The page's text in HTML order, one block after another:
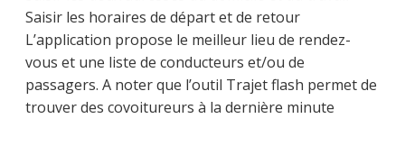
Saisir les horaires de départ et de retour
L’application propose le meilleur lieu de rendez-
vous et une liste de conducteurs et/ou de
passagers. A noter que l’outil Trajet flash permet de
trouver des covoitureurs à la dernière minute